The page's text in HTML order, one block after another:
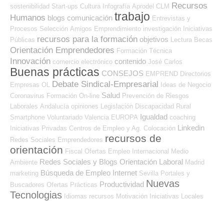
sostenibilidad Start-ups Cultura Infografía Aprodel CLM Recursos
Humanos blogs comunicación trabajo Entrevistas y
Procesos Selección Amigos Emprendimiento investigación Iniciativas
Públicas recursos para la formación objetivos Lectura Becas
Orientación Emprendedores Formación Técnica
Innovación comercio electrónico contenido José Carlos
Buenas prácticas CONSEJOS EMPREND Directorios
Empresas OL
Debate Sindical-Empresarial Ideas de Negocio
Coronavirus Formación On-line Salud Prevención de Riesgos
Laborales Andalucía opiniones Legislación Discapacidad Rural
Smartphone Voluntariado Valencia EUROPA Igualdad coaching
Iniciativas Privadas Centros de Empleo y Ag. Colocación Linkedin
Redes Sociales Emprendedores recursos de
orientación Fiscal Ofertas Empleo Internacional Medio
Ambiente Redes Sociales y Blogs Orientación Laboral Madrid
marketing Búsqueda de Empleo Internet Sevilla Portales y
Buscadores Ofertas Prácticas Productividad Nuevas
Tecnologias Idiomas recursos Motivación Iniciativas Locales